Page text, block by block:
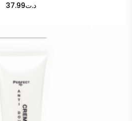
د.ت37.99